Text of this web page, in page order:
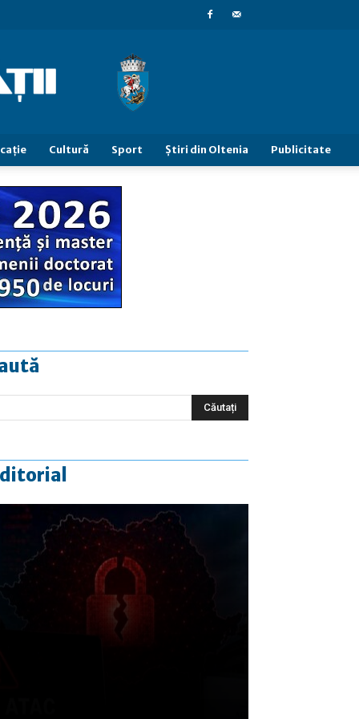
Cultură Sport Știri din Oltenia Publicitate